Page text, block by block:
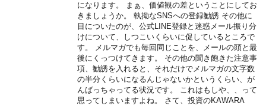
になります。 まぁ、価値観の差ということにしてお
きましょうか。 執拗なSNSへの登録勧誘 その他に
目についたのが、公式LINE登録と迷惑メール振り分
けについて、しつこいくらいに促しているところで
す。 メルマガでも毎回同じことを、メールの頭と最
後にくっつけてきます。 その他の聞き飽きた注意事
項、勧誘を入れると、それだけでメルマガの文字数
の半分くらいになるんじゃないかというくらい、が
んばっちゃってる状況です。 これはもしや、、って
思ってしまいますよね。 さて、投資のKAWARA